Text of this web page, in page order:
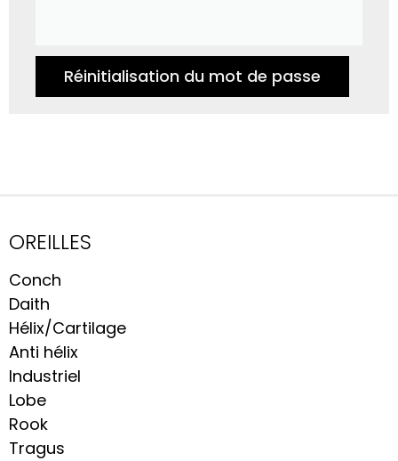
Réinitialisation du mot de passe
OREILLES
Conch
Daith
Hélix/Cartilage
Anti hélix
Industriel
Lobe
Rook
Tragus